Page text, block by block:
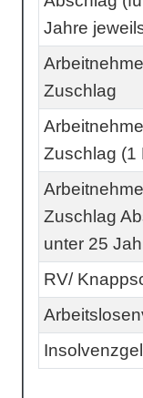
Jahre
Zuschlag
Zuschlag (1
Zuschlag
unter 25
RV/